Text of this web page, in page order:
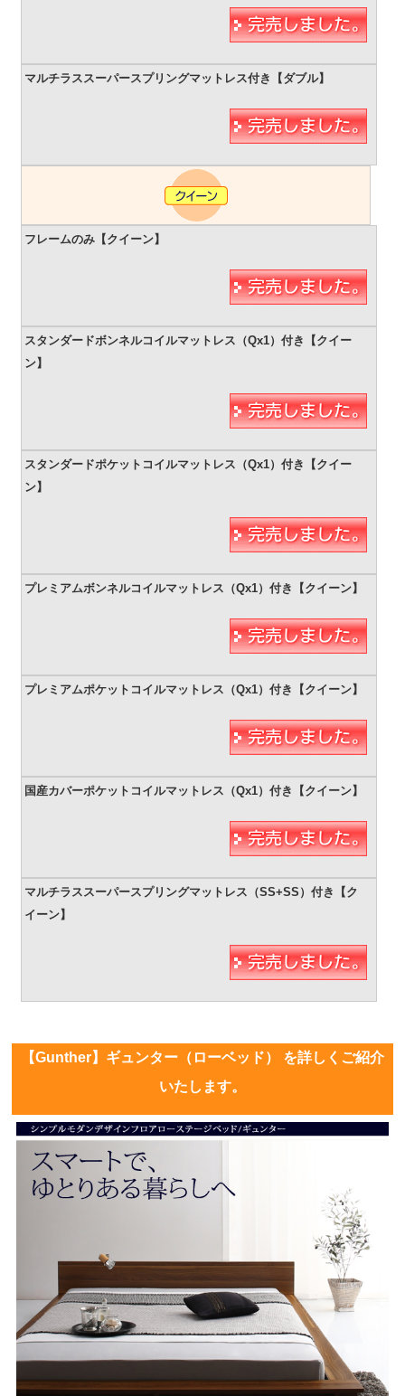
【Gunther】ギュンター（ローベッド） を詳しくご紹介
いたします。